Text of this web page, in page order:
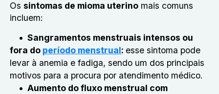
Os sintomas de mioma uterino mais comuns
incluem:
Sangramentos menstruais intensos ou
fora do período menstrual: esse sintoma pode
levar à anemia e fadiga, sendo um dos principais
motivos para a procura por atendimento médico.
Aumento do fluxo menstrual com